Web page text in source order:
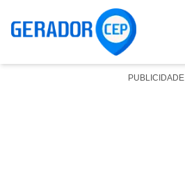
PUBLICIDADE